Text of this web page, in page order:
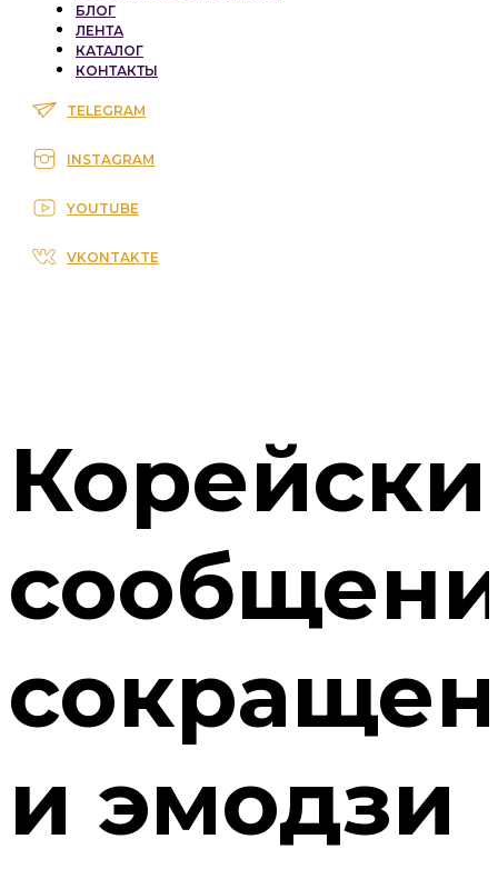
БЛОГ
ЛЕНТА
КАТАЛОГ
КОНТАКТЫ
TELEGRAM
INSTAGRAM
YOUTUBE
VKONTAKTE
и эмодзи